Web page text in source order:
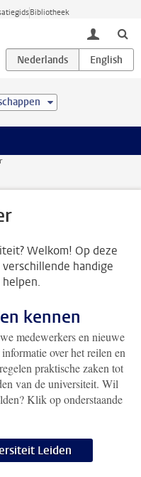
Bibliotheek
toggle
Welkom! Op deze
handige
kennen
medewerkers en nieuwe
over het reilen en
praktische zaken tot
van de universiteit. Wil
Klik op onderstaande
Leiden